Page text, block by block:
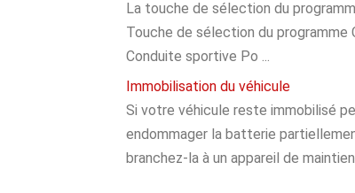
La touche de sélection du
Touche de sélection du
Conduite sportive Po ...
Immobilisation du véhicule
Si votre véhicule reste immobilisé
endommager la batterie
branchez-la à un appareil de